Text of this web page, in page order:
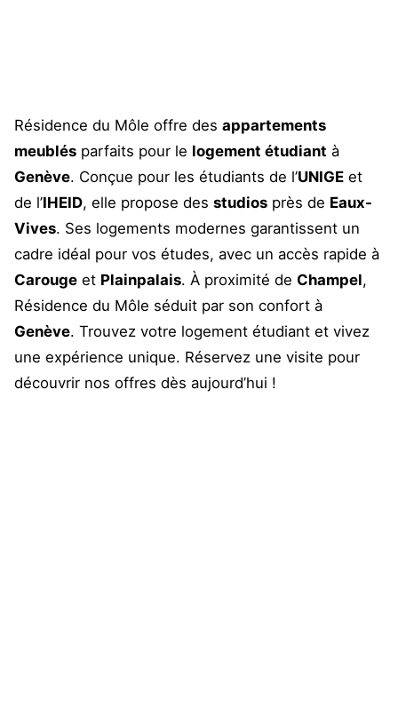
Résidence du Môle offre des appartements
meublés parfaits pour le logement étudiant à
Genève. Conçue pour les étudiants de l’UNIGE et
de l’IHEID, elle propose des studios près de Eaux-
Vives. Ses logements modernes garantissent un
cadre idéal pour vos études, avec un accès rapide à
Carouge et Plainpalais. À proximité de Champel,
Résidence du Môle séduit par son confort à
Genève. Trouvez votre logement étudiant et vivez
une expérience unique. Réservez une visite pour
découvrir nos offres dès aujourd’hui !